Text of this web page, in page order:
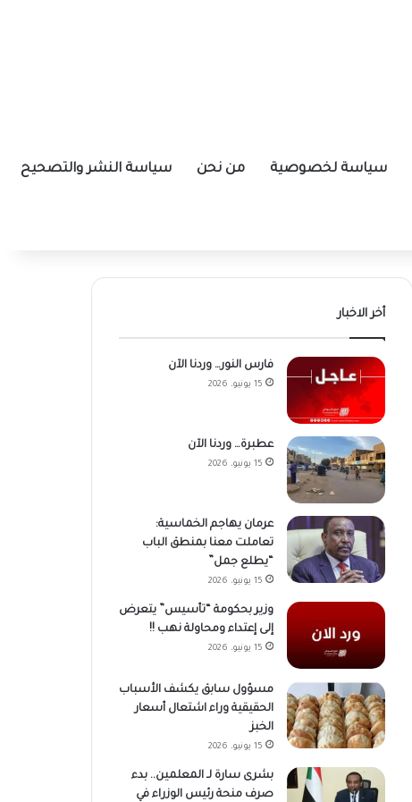
سياسة لخصوصية من نحن سياسة النشر والتصحيح
أخر الاخبار
فارس النور… وردنا الآن
15 يونيو، 2026
عطبرة… وردنا الآن
15 يونيو، 2026
عرمان يهاجم الخماسية:
تعاملت معنا بمنطق الباب
“يطلع جمل”
15 يونيو، 2026
وزير بحكومة “تأسيس” يتعرض
إلى إعتداء ومحاولة نهب !!
15 يونيو، 2026
مسؤول سابق يكشف الأسباب
الحقيقية وراء اشتعال أسعار
الخبز
15 يونيو، 2026
بشرى سارة لـ المعلمين.. بدء
صرف منحة رئيس الوزراء في